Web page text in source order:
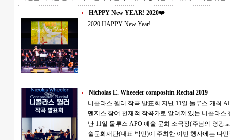
HAPPY New YEAR! 2020❤️
2020 HAPPY New Year!
Nicholas E. Wheeeler compositin Recital 2019
니콜라스 윌러 작곡 발표회 지난 11일 둘루스 개최 APO 예술문화재단 주최...피아니스트 게리
멘지스 참여 천재적 작곡가로 알려져 있는 니콜라스 윌러(Nicholas Wheeler)의 작곡 발표회가 지
난 11일 둘루스 APO 예술 문화 소극장(주님의 영광교회)에서 개최됐
술문화재단(대표 박민)이 주최한 이번 행사에는 다